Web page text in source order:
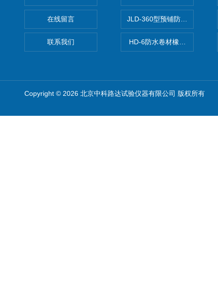
在线留言
联系我们
JLD-360型预铺防水卷材抗冲
HD-6防水卷材橡胶测厚仪
Copyright © 2026 北京中科路达试验仪器有限公司 版权所有